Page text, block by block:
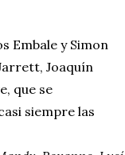
Embale y Simon
Joaquín
que se
siempre las